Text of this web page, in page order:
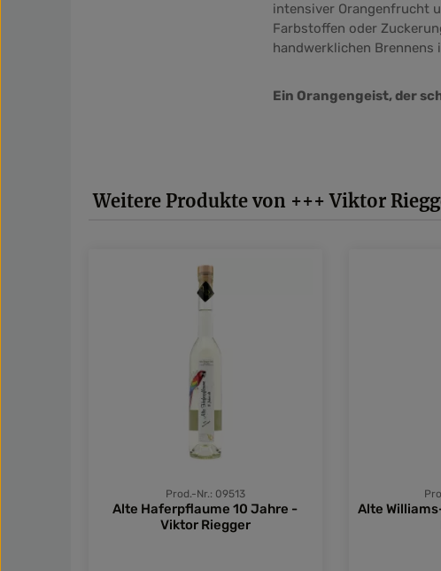
intensiver Orangenfrucht
Farbstoffen oder
handwerklichen Brennens
Ein Orangengeist, der
Produktgalerie überspringen
Weitere Produkte von +++ Viktor
Prod.-Nr.: 09513
Alte Haferpflaume 10 Jahre -
Viktor Riegger
Alte